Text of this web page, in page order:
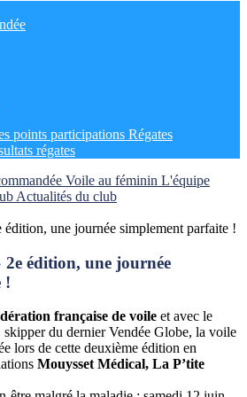
points participations Régates
régates
Voile au féminin L'équipe
Actualités du club
édition, une journée
!
française de voile et avec le
skipper du dernier Vendée Globe, la voile
lors de cette deuxième édition en
Mouysset Médical, La P’tite